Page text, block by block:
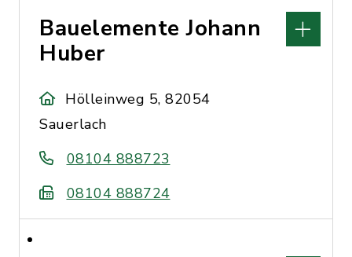
Bauelemente Johann
Huber
Hölleinweg 5, 82054
Sauerlach
08104 888723
08104 888724